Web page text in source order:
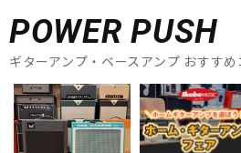
POWER PUSH
ギターアンプ・ベースアンプ おすす